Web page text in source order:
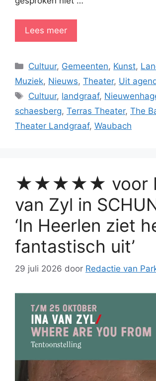
Lees meer
Categorieën
Cultuur, Gemeenten, Kunst,
Muziek, Nieuws, Theater, Uit
Tags
Cultuur, landgraaf,
schaesberg, Terras Theater, The
Theater Landgraaf, Waubach
★★★★★ voor
van Zyl in
‘In Heerlen ziet
fantastisch uit’
29 juli 2026 door Redactie van